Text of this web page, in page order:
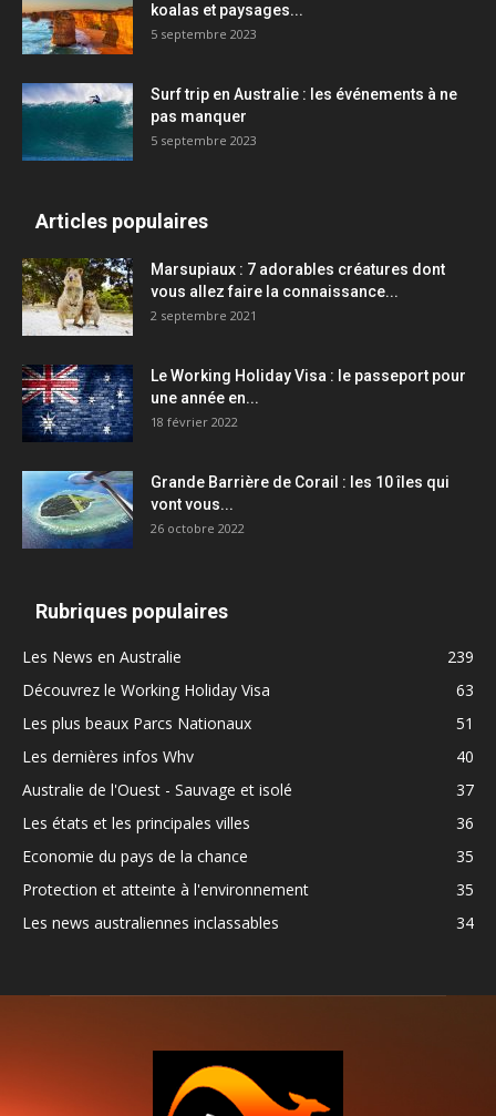
koalas et paysages...
5 septembre 2023
Surf trip en Australie : les événements à ne
pas manquer
5 septembre 2023
Articles populaires
Marsupiaux : 7 adorables créatures dont
vous allez faire la connaissance...
2 septembre 2021
Le Working Holiday Visa : le passeport pour
une année en...
18 février 2022
Grande Barrière de Corail : les 10 îles qui
vont vous...
26 octobre 2022
Rubriques populaires
Les News en Australie
239
Découvrez le Working Holiday Visa
63
Les plus beaux Parcs Nationaux
51
Les dernières infos Whv
40
Australie de l'Ouest - Sauvage et isolé
37
Les états et les principales villes
36
Economie du pays de la chance
35
Protection et atteinte à l'environnement
35
Les news australiennes inclassables
34